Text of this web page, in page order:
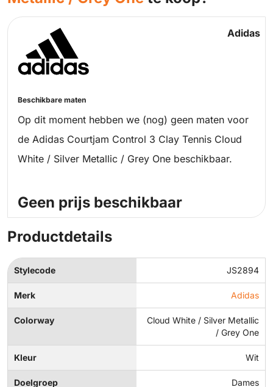
Adidas
Beschikbare maten
Op dit moment hebben we (nog) geen maten voor
de Adidas Courtjam Control 3 Clay Tennis Cloud
White / Silver Metallic / Grey One beschikbaar.
Geen prijs beschikbaar
Productdetails
Stylecode JS2894
Merk Adidas
Colorway
Cloud White / Silver Metallic
/ Grey One
Kleur Wit
Doelgroep Dames